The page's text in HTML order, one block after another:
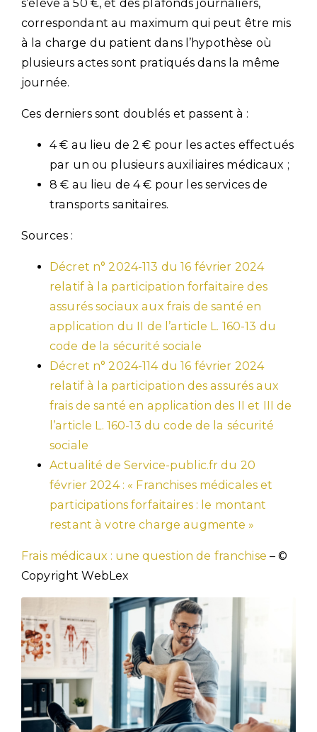
s’élève à 50 €, et des plafonds journaliers,
correspondant au maximum qui peut être mis
à la charge du patient dans l’hypothèse où
plusieurs actes sont pratiqués dans la même
journée.
Ces derniers sont doublés et passent à :
4 € au lieu de 2 € pour les actes effectués
par un ou plusieurs auxiliaires médicaux ;
8 € au lieu de 4 € pour les services de
transports sanitaires.
Sources :
Décret n° 2024-113 du 16 février 2024
relatif à la participation forfaitaire des
assurés sociaux aux frais de santé en
application du II de l’article L. 160-13 du
code de la sécurité sociale
Décret n° 2024-114 du 16 février 2024
relatif à la participation des assurés aux
frais de santé en application des II et III de
l’article L. 160-13 du code de la sécurité
sociale
Actualité de Service-public.fr du 20
février 2024 : « Franchises médicales et
participations forfaitaires : le montant
restant à votre charge augmente »
Frais médicaux : une question de franchise – ©
Copyright WebLex